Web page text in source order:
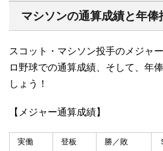
マシソンの通算成績と年俸
スコット・マシソン投手のメジャ
ロ野球での通算成績、そして、年
しょう！
【メジャー通算成績】
実働 登板 勝／敗